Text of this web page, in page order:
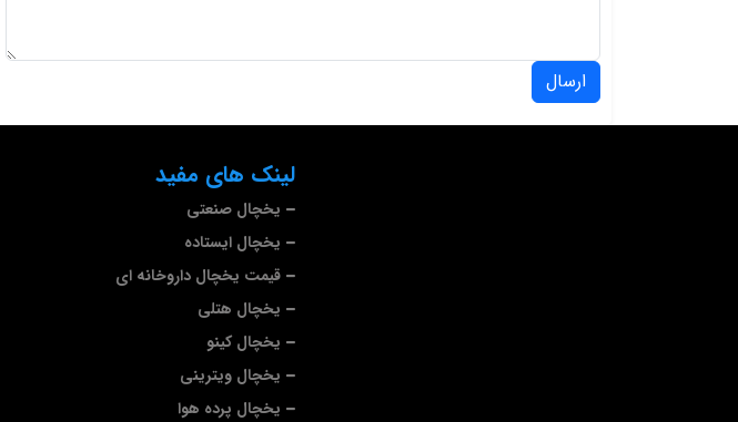
ارسال
لینک های مفید
یخچال صنعتی
یخچال ایستاده
قیمت یخچال داروخانه ای
یخچال هتلی
یخچال کینو
یخچال ویترینی
یخچال پرده هوا